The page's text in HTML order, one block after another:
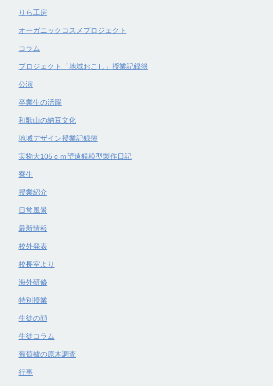
りら工房
オーガニックコスメプロジェクト
コラム
プロジェクト「地域おこし」授業記録簿
公演
卒業生の活躍
和歌山の納豆文化
地域デザイン授業記録簿
実物大105ｃｍ望遠鏡模型製作日記
寮生
授業紹介
日常風景
最新情報
校外発表
校長室より
海外研修
特別授業
生徒の顔
生徒コラム
葡萄櫨の原木調査
行事